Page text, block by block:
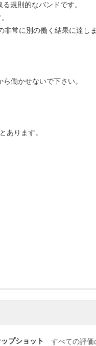
規則的なバンドです。
非常に別の働く結果に達し
働かせないで下さい。
あります。
プショット
すべての評